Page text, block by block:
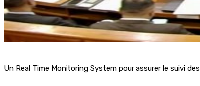
Un Real Time Monitoring System pour assurer le suivi